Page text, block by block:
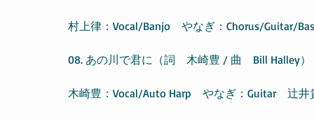
村上律：Vocal/Banjo　やなぎ：Chorus/Guitar/
08. あの川で君に（詞　木崎豊 / 曲　Bill Halley）
木崎豊：Vocal/Auto Harp　やなぎ：Guitar　辻